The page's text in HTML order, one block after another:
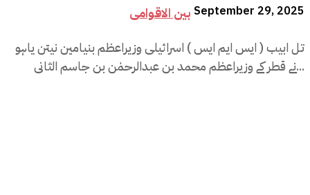
بین الاقوامی September 29, 2025
نے قطر کے وزیراعظم محمد بن عبدالرحمٰن بن جاسم الثانی...